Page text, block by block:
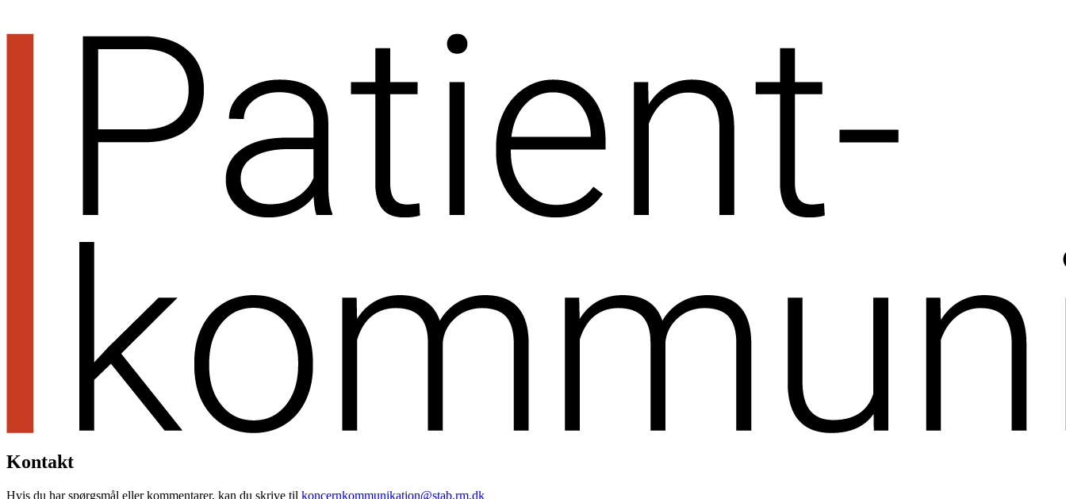
Kontakt
Hvis du har spørgsmål eller kommentarer, kan du skrive til koncernkommunikation@stab.rm.dk